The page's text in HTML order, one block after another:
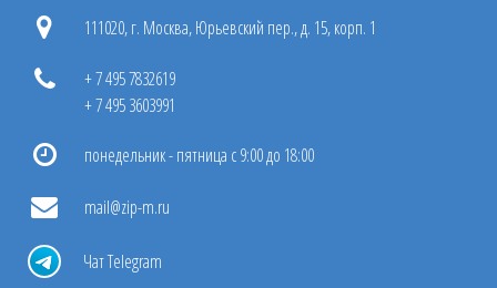
111020, г. Москва, Юрьевский пер., д. 15, корп. 1
+ 7 495 7832619
+ 7 495 3603991
понедельник - пятница с 9:00 до 18:00
mail@zip-m.ru
Чат Telegram